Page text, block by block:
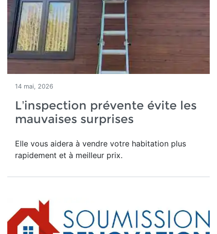
14 mai, 2026
L’inspection prévente évite les
mauvaises surprises
Elle vous aidera à vendre votre habitation plus
rapidement et à meilleur prix.